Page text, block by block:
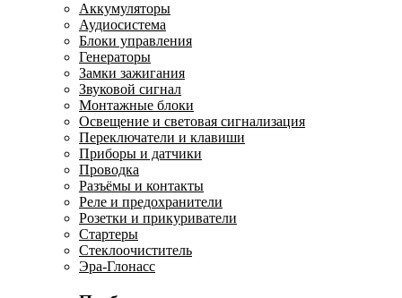
Аккумуляторы
Аудиосистема
Блоки управления
Генераторы
Замки зажигания
Звуковой сигнал
Монтажные блоки
Освещение и световая сигнализация
Переключатели и клавиши
Приборы и датчики
Проводка
Разъёмы и контакты
Реле и предохранители
Розетки и прикуриватели
Стартеры
Стеклоочиститель
Эра-Глонасс